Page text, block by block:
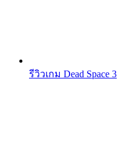
รีวิวเกม Dead Space 3